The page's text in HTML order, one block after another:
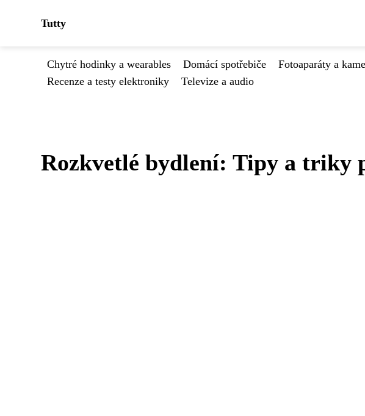
Tutty
Chytré hodinky a wearables Domácí spotřebiče Fotoaparáty a
Recenze a testy elektroniky
Televize a audio
Rozkvetlé bydlení: Tipy a triky